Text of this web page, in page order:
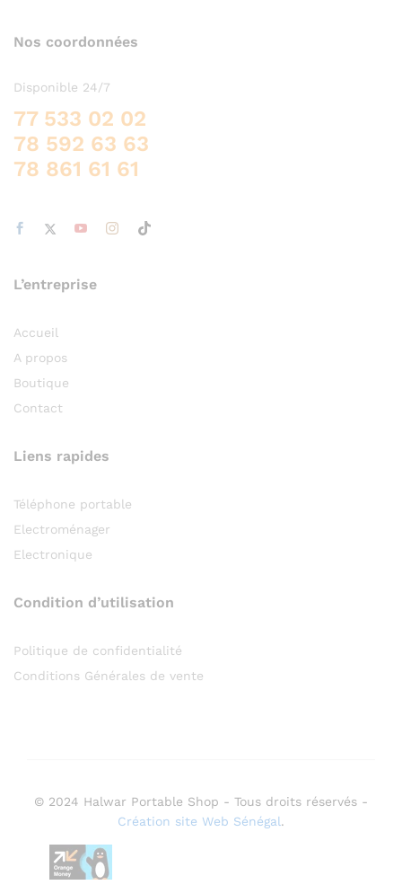
Nos coordonnées
Disponible 24/7
77 533 02 02
78 592 63 63
78 861 61 61
L’entreprise
Accueil
A propos
Boutique
Contact
Liens rapides
Téléphone portable
Electroménager
Electronique
Condition d’utilisation
Politique de confidentialité
Conditions Générales de vente
© 2024 Halwar Portable Shop - Tous droits réservés -
Création site Web Sénégal.